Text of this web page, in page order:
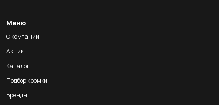
Меню
О компании
Акции
Каталог
Подбор кромки
Бренды